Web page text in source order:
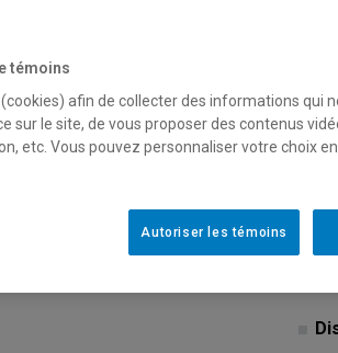
JUR6550-Droit de
témoins
afin de collecter des informations qui
sur le site, de vous proposer des contenus
etc. Vous pouvez personnaliser votre choix
Autoriser les témoins